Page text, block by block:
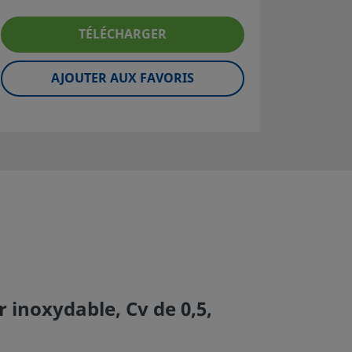
TÉLÉCHARGER
AJOUTER AUX FAVORIS
Cv de 0,5,